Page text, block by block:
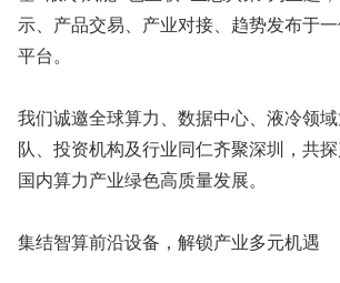
示、产品交易、产业对接、趋势发布于
平台。
我们诚邀全球算力、数据中心、液冷领
队、投资机构及行业同仁齐聚深圳，共
国内算力产业绿色高质量发展。
集结智算前沿设备，解锁产业多元机遇